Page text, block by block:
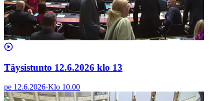
Täysistunto 12.6.2026 klo 13
pe 12.6.2026-Klo 10.00